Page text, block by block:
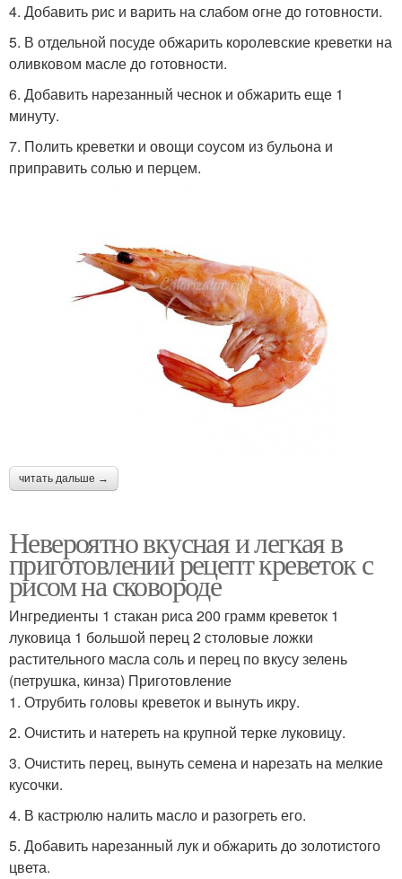
4. Добавить рис и варить на слабом огне до готовности.
5. В отдельной посуде обжарить королевские креветки на
оливковом масле до готовности.
6. Добавить нарезанный чеснок и обжарить еще 1
минуту.
7. Полить креветки и овощи соусом из бульона и
приправить солью и перцем.
читать дальше →
Невероятно вкусная и легкая в
приготовлении рецепт креветок с
рисом на сковороде
Ингредиенты 1 стакан риса 200 грамм креветок 1
луковица 1 большой перец 2 столовые ложки
растительного масла соль и перец по вкусу зелень
(петрушка, кинза) Приготовление
1. Отрубить головы креветок и вынуть икру.
2. Очистить и натереть на крупной терке луковицу.
3. Очистить перец, вынуть семена и нарезать на мелкие
кусочки.
4. В кастрюлю налить масло и разогреть его.
5. Добавить нарезанный лук и обжарить до золотистого
цвета.